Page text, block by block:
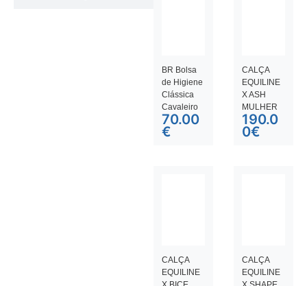
BR Bolsa
de Higiene
Clássica
Cavaleiro
70.00
€
CALÇA
EQUILINE
X ASH
MULHER
190.0
0€
CALÇA
EQUILINE
CALÇA
EQUILINE